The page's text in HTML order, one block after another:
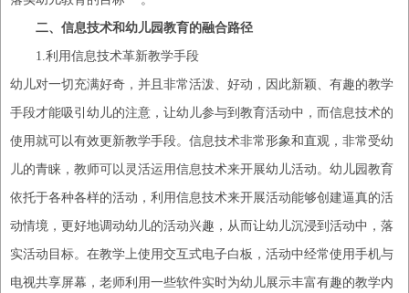
二、信息技术和幼儿园教育的融合路径
1.利用信息技术革新教学手段
幼儿对一切充满好奇，并且非常活泼、好动，因此新颖、有趣的教学
手段才能吸引幼儿的注意，让幼儿参与到教育活动中，而信息技术的
使用就可以有效更新教学手段。信息技术非常形象和直观，非常受幼
儿的青睐，教师可以灵活运用信息技术来开展幼儿活动。幼儿园教育
依托于各种各样的活动，利用信息技术来开展活动能够创建逼真的活
动情境，更好地调动幼儿的活动兴趣，从而让幼儿沉浸到活动中，落
实活动目标。在教学上使用交互式电子白板，活动中经常使用手机与
电视共享屏幕，老师利用一些软件实时为幼儿展示丰富有趣的教学内